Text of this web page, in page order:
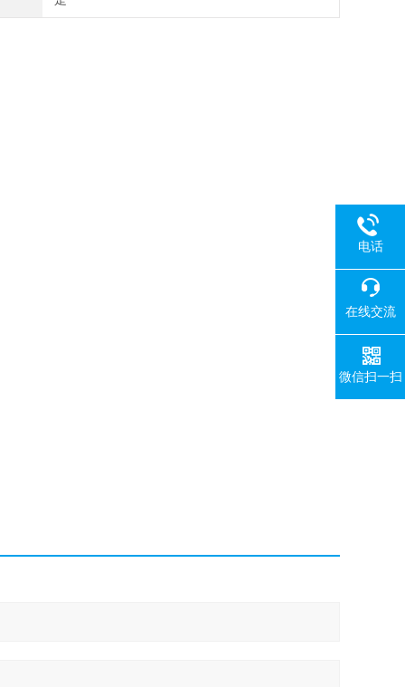
电话
在线交流
微信扫一扫